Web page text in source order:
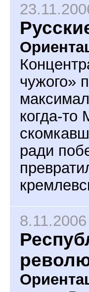
чужого»
когда-то
ради
8.11.2006